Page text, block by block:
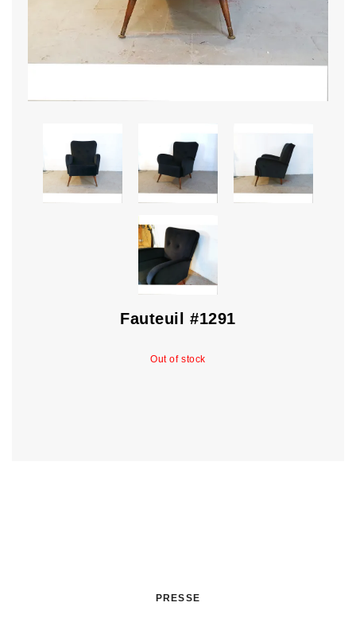
Fauteuil #1291
Out of stock
PRESSE